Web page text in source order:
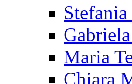
Maria
Chiara